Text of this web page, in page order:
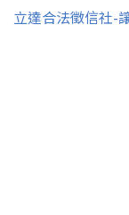
立達合法徵信社-